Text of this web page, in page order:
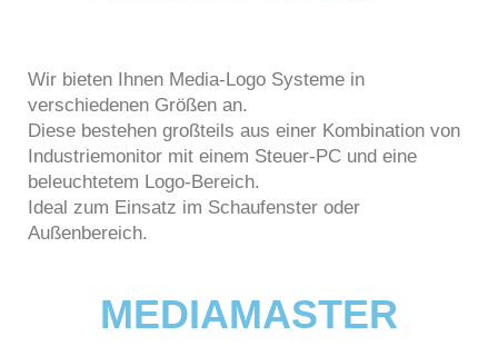
Wir bieten Ihnen Media-Logo Systeme in
verschiedenen Größen an.
Diese bestehen großteils aus einer Kombination von
Industriemonitor mit einem Steuer-PC und eine
beleuchtetem Logo-Bereich.
Ideal zum Einsatz im Schaufenster oder
Außenbereich.
MEDIAMASTER